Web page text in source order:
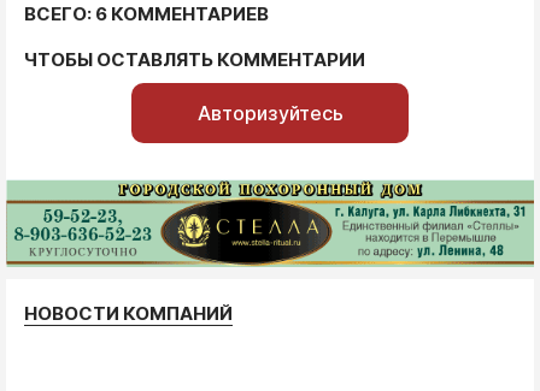
ВСЕГО: 6 КОММЕНТАРИЕВ
ЧТОБЫ ОСТАВЛЯТЬ КОММЕНТАРИИ
Авторизуйтесь
НОВОСТИ КОМПАНИЙ